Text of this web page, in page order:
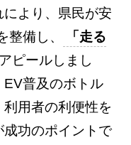
より、県民が安
整備し、
「走る
ピールしまし
EV普及のボトル
用者の利便性を
功のポイントで